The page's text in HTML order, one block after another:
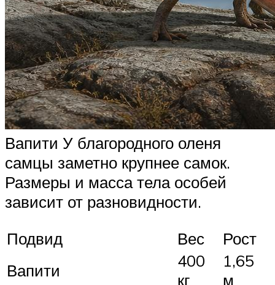
Вапити У благородного оленя
самцы заметно крупнее самок.
Размеры и масса тела особей
зависит от разновидности.
Подвид
Вес
Рост
Вапити
400
кг
1,65
м